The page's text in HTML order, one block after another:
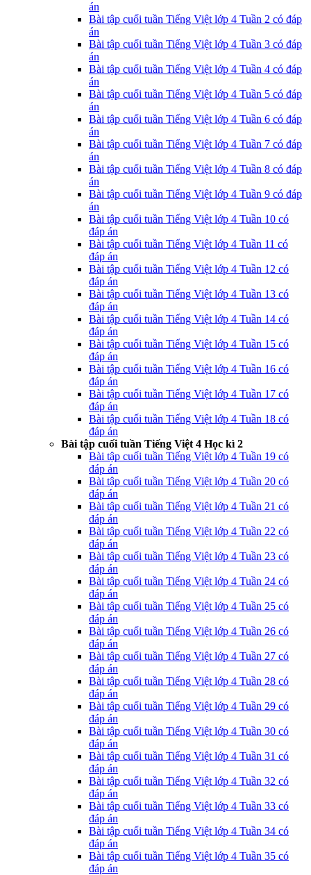
án
Bài tập cuối tuần Tiếng Việt lớp 4 Tuần 2 có đáp
án
Bài tập cuối tuần Tiếng Việt lớp 4 Tuần 3 có đáp
án
Bài tập cuối tuần Tiếng Việt lớp 4 Tuần 4 có đáp
án
Bài tập cuối tuần Tiếng Việt lớp 4 Tuần 5 có đáp
án
Bài tập cuối tuần Tiếng Việt lớp 4 Tuần 6 có đáp
án
Bài tập cuối tuần Tiếng Việt lớp 4 Tuần 7 có đáp
án
Bài tập cuối tuần Tiếng Việt lớp 4 Tuần 8 có đáp
án
Bài tập cuối tuần Tiếng Việt lớp 4 Tuần 9 có đáp
án
Bài tập cuối tuần Tiếng Việt lớp 4 Tuần 10 có
đáp án
Bài tập cuối tuần Tiếng Việt lớp 4 Tuần 11 có
đáp án
Bài tập cuối tuần Tiếng Việt lớp 4 Tuần 12 có
đáp án
Bài tập cuối tuần Tiếng Việt lớp 4 Tuần 13 có
đáp án
Bài tập cuối tuần Tiếng Việt lớp 4 Tuần 14 có
đáp án
Bài tập cuối tuần Tiếng Việt lớp 4 Tuần 15 có
đáp án
Bài tập cuối tuần Tiếng Việt lớp 4 Tuần 16 có
đáp án
Bài tập cuối tuần Tiếng Việt lớp 4 Tuần 17 có
đáp án
Bài tập cuối tuần Tiếng Việt lớp 4 Tuần 18 có
đáp án
Bài tập cuối tuần Tiếng Việt 4 Học kì 2
Bài tập cuối tuần Tiếng Việt lớp 4 Tuần 19 có
đáp án
Bài tập cuối tuần Tiếng Việt lớp 4 Tuần 20 có
đáp án
Bài tập cuối tuần Tiếng Việt lớp 4 Tuần 21 có
đáp án
Bài tập cuối tuần Tiếng Việt lớp 4 Tuần 22 có
đáp án
Bài tập cuối tuần Tiếng Việt lớp 4 Tuần 23 có
đáp án
Bài tập cuối tuần Tiếng Việt lớp 4 Tuần 24 có
đáp án
Bài tập cuối tuần Tiếng Việt lớp 4 Tuần 25 có
đáp án
Bài tập cuối tuần Tiếng Việt lớp 4 Tuần 26 có
đáp án
Bài tập cuối tuần Tiếng Việt lớp 4 Tuần 27 có
đáp án
Bài tập cuối tuần Tiếng Việt lớp 4 Tuần 28 có
đáp án
Bài tập cuối tuần Tiếng Việt lớp 4 Tuần 29 có
đáp án
Bài tập cuối tuần Tiếng Việt lớp 4 Tuần 30 có
đáp án
Bài tập cuối tuần Tiếng Việt lớp 4 Tuần 31 có
đáp án
Bài tập cuối tuần Tiếng Việt lớp 4 Tuần 32 có
đáp án
Bài tập cuối tuần Tiếng Việt lớp 4 Tuần 33 có
đáp án
Bài tập cuối tuần Tiếng Việt lớp 4 Tuần 34 có
đáp án
Bài tập cuối tuần Tiếng Việt lớp 4 Tuần 35 có
đáp án